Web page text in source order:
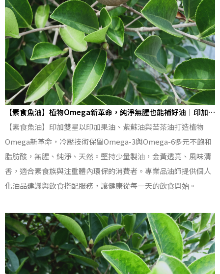
【素食魚油】植物Omega新革命，純淨無腥也能補好油｜印加
雙星
【素食魚油】印加雙星以印加果油、紫蘇油與苦茶油打造植物
Omega新革命，冷壓技術保留Omega-3與Omega-6多元不飽和
脂肪酸，無腥、純淨、天然。堅持少量製油，金黃透亮、風味清
香，適合素食族與注重體內環保的消費者。專業品油師提供個人
化油品建議與飲食搭配服務，讓健康從每一天的飲食開始。